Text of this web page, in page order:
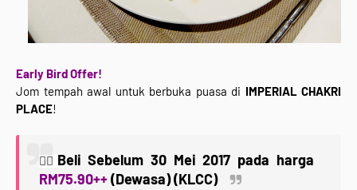
Early Bird Offer!
Jom tempah awal untuk berbuka puasa di IMPERIAL CHAKRI
PLACE!
👉🏻 Beli Sebelum 30 Mei 2017 pada harga
RM75.90++(Dewasa) (KLCC)